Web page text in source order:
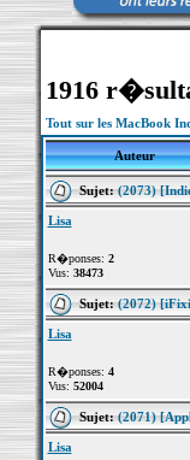
1916
Tout sur les MacBook
Auteur
Sujet:(2073)
Lisa
R�ponses: 2
Vus: 38473
Sujet:(2072)
Lisa
R�ponses: 4
Vus: 52004
Sujet:(2071)
Lisa